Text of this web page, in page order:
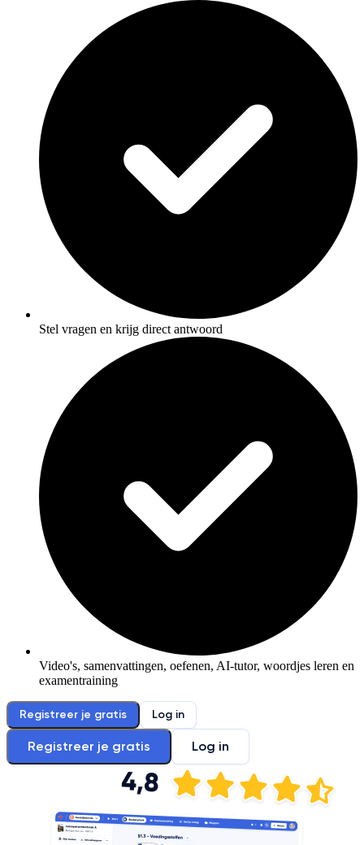
Stel vragen en krijg direct antwoord
Video's, samenvattingen, oefenen, AI-tutor, woordjes leren en
examentraining
Registreer je gratis Log in
Registreer je gratis Log in